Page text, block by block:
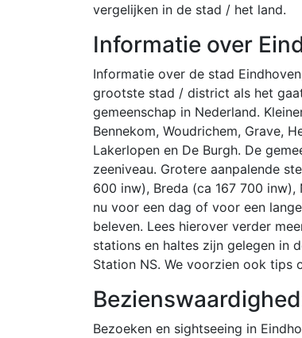
vergelijken in de stad / het land.
Informatie over
Informatie over de stad
grootste stad / district als het
gemeenschap in Nederland.
Bennekom, Woudrichem, Grave,
Lakerlopen en De Burgh. De
zeeniveau. Grotere aanpalende
600 inw), Breda (ca 167 700
nu voor een dag of voor een
beleven. Lees hierover verder
stations en haltes zijn gelegen in
Station NS. We voorzien ook tips
Bezoeken en sightseeing in